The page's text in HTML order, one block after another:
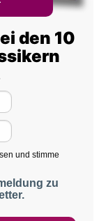
den 10
und stimme
zu